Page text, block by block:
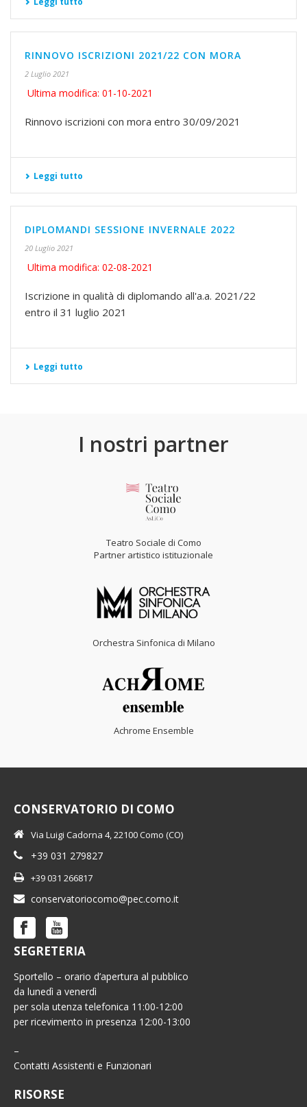
RINNOVO ISCRIZIONI 2021/22 CON MORA
2 Luglio 2021
Ultima modifica: 01-10-2021
Rinnovo iscrizioni con mora entro 30/09/2021
Leggi tutto
DIPLOMANDI SESSIONE INVERNALE 2022
20 Luglio 2021
Ultima modifica: 02-08-2021
Iscrizione in qualità di diplomando all'a.a. 2021/22
entro il 31 luglio 2021
Leggi tutto
I nostri partner
Teatro Sociale di Como
Partner artistico istituzionale
Orchestra Sinfonica di Milano
Achrome Ensemble
CONSERVATORIO DI COMO
Via Luigi Cadorna 4, 22100 Como (CO)
+39 031 279827
+39 031 266817
conservatoriocomo@pec.como.it
SEGRETERIA
Sportello – orario d’apertura al pubblico
da lunedì a venerdì
per sola utenza telefonica 11:00-12:00
per ricevimento in presenza 12:00-13:00
–
Contatti Assistenti e Funzionari
RISORSE